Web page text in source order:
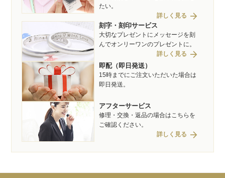
たい。
詳しく見る arrow_forward
刻字・刻印サービス
大切なプレゼントにメッセージを刻
んでオンリーワンのプレゼントに。
詳しく見る arrow_forward
即配（即日発送）
15時までにご注文いただいた場合は
即日発送。
アフターサービス
修理・交換・返品の場合はこちらを
ご確認ください。
詳しく見る arrow_forward